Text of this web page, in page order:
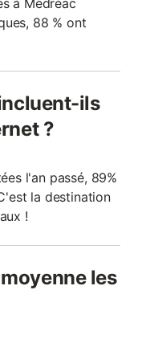
à Médréac
88 % ont
ils
?
l'an passé, 89%
la destination
!
les